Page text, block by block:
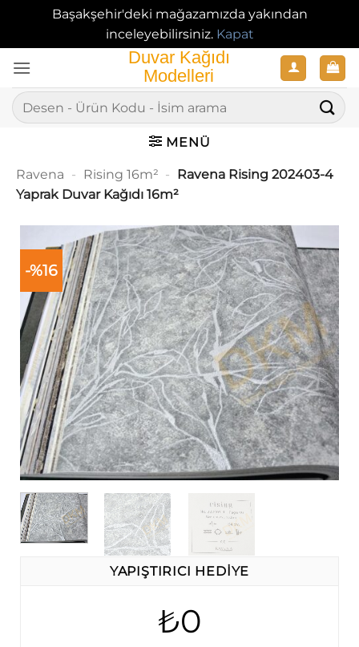
Başakşehir'deki mağazamızda yakından
inceleyebilirsiniz. Kapat
atla
Ara:
MENÜ
Ravena - Rising 16m² - Ravena Rising 202403-4
Yaprak Duvar Kağıdı 16m²
-%16
YAPIŞTIRICI HEDİYE
₺0